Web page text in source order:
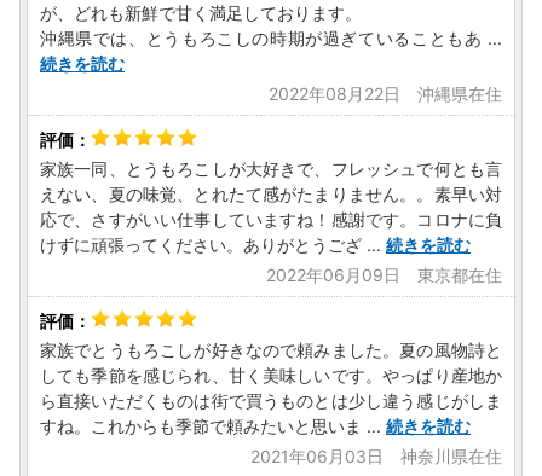
が、どれも新鮮で甘く満足しております。
沖縄県では、とうもろこしの時期が過ぎていることもあ ...
続きを読む
2022年08月22日 沖縄県在住
家族一同、とうもろこしが大好きで、フレッシュで何とも言
えない、夏の味覚、とれたて感がたまりません。。素早い対
応で、さすがいい仕事していますね！感謝です。コロナに負
けずに頑張ってください。ありがとうござ ... 続きを読む
2022年06月09日 東京都在住
家族でとうもろこしが好きなので頼みました。夏の風物詩と
しても季節を感じられ、甘く美味しいです。やっぱり産地か
ら直接いただくものは街で買うものとは少し違う感じがしま
すね。これからも季節で頼みたいと思いま ... 続きを読む
2021年06月03日 神奈川県在住